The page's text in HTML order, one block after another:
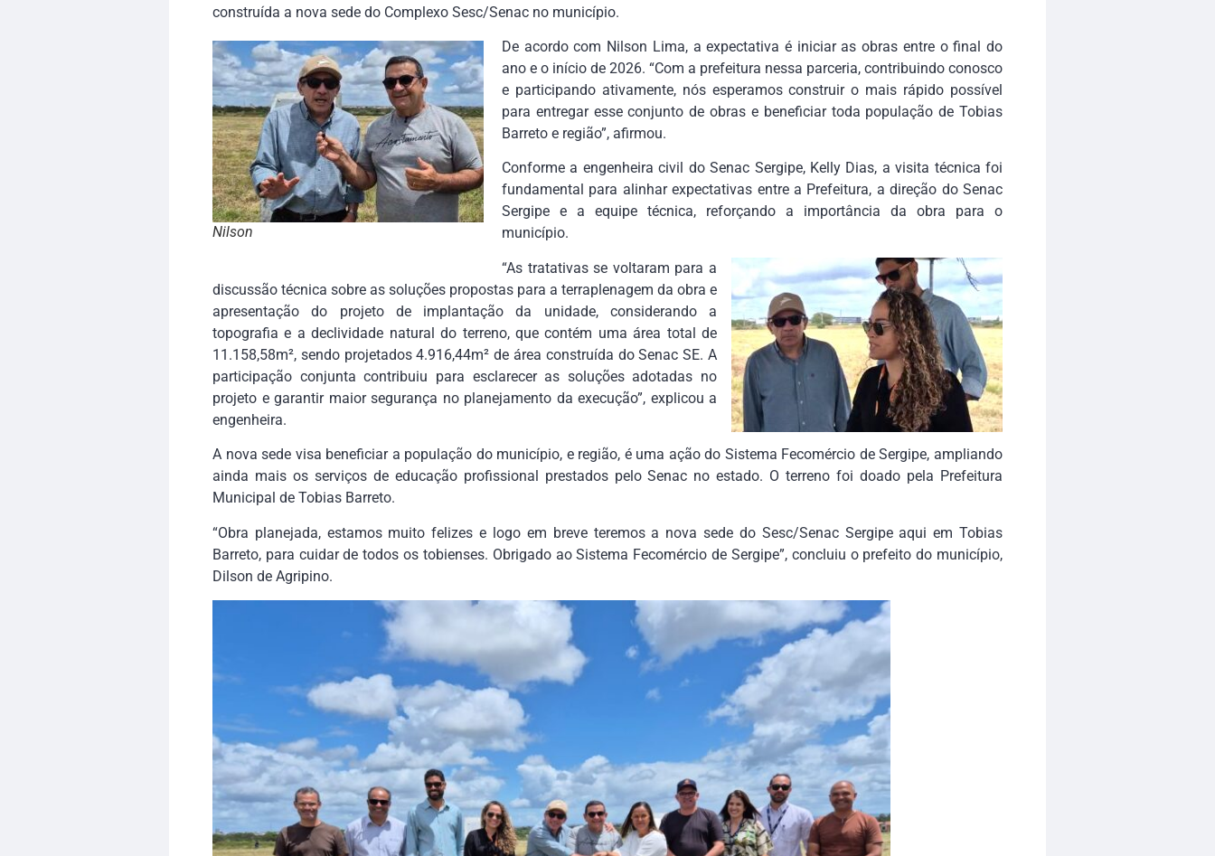
construída a nova sede do Complexo Sesc/Senac no município.
Nilson
De acordo com Nilson Lima, a expectativa é iniciar as obras entre o final do
ano e o início de 2026. “Com a prefeitura nessa parceria, contribuindo conosco
e participando ativamente, nós esperamos construir o mais rápido possível
para entregar esse conjunto de obras e beneficiar toda população de Tobias
Barreto e região”, afirmou.
Conforme a engenheira civil do Senac Sergipe, Kelly Dias, a visita técnica foi
fundamental para alinhar expectativas entre a Prefeitura, a direção do Senac
Sergipe e a equipe técnica, reforçando a importância da obra para o
município.
“As tratativas se voltaram para a
discussão técnica sobre as soluções propostas para a terraplenagem da obra e
apresentação do projeto de implantação da unidade, considerando a
topografia e a declividade natural do terreno, que contém uma área total de
11.158,58m², sendo projetados 4.916,44m² de área construída do Senac SE. A
participação conjunta contribuiu para esclarecer as soluções adotadas no
projeto e garantir maior segurança no planejamento da execução”, explicou a
engenheira.
A nova sede visa beneficiar a população do município, e região, é uma ação do Sistema Fecomércio de Sergipe, ampliando
ainda mais os serviços de educação profissional prestados pelo Senac no estado. O terreno foi doado pela Prefeitura
Municipal de Tobias Barreto.
“Obra planejada, estamos muito felizes e logo em breve teremos a nova sede do Sesc/Senac Sergipe aqui em Tobias
Barreto, para cuidar de todos os tobienses. Obrigado ao Sistema Fecomércio de Sergipe”, concluiu o prefeito do município,
Dilson de Agripino.